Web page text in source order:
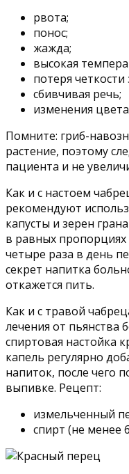
рвота;
понос;
жажда;
высокая
потеря четкости
сбивчивая речь;
изменения
Помните: гриб-
растение, поэтому
пациента и не
Как и с настоем
рекомендуют
капусты и зерен
в равных
четыре раза в день
секрет напитка
откажется пить.
Как и с травой
лечения от пьянства
спиртовая настойка
капель регулярно
напиток, после чего
выпивке. Рецепт:
измельченный
спирт (не менее